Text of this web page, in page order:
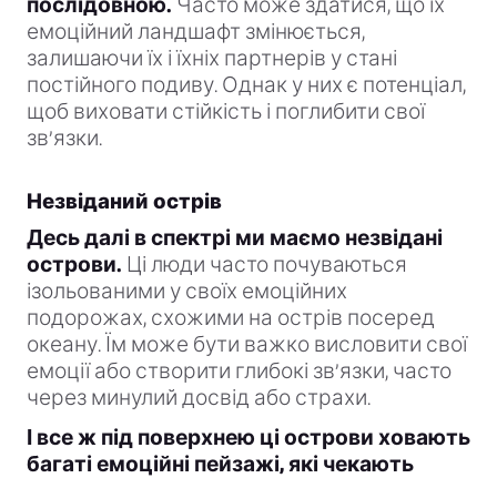
послідовною. Часто може здатися, що їх
емоційний ландшафт змінюється,
залишаючи їх і їхніх партнерів у стані
постійного подиву. Однак у них є потенціал,
щоб виховати стійкість і поглибити свої
зв’язки.
Незвіданий острів
Десь далі в спектрі ми маємо незвідані
острови. Ці люди часто почуваються
ізольованими у своїх емоційних
подорожах, схожими на острів посеред
океану. Їм може бути важко висловити свої
емоції або створити глибокі зв’язки, часто
через минулий досвід або страхи.
І все ж під поверхнею ці острови ховають
багаті емоційні пейзажі, які чекають